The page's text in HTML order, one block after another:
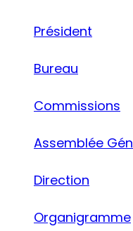
Président
Bureau
Commissions
Assemblée
Direction
Organigramme